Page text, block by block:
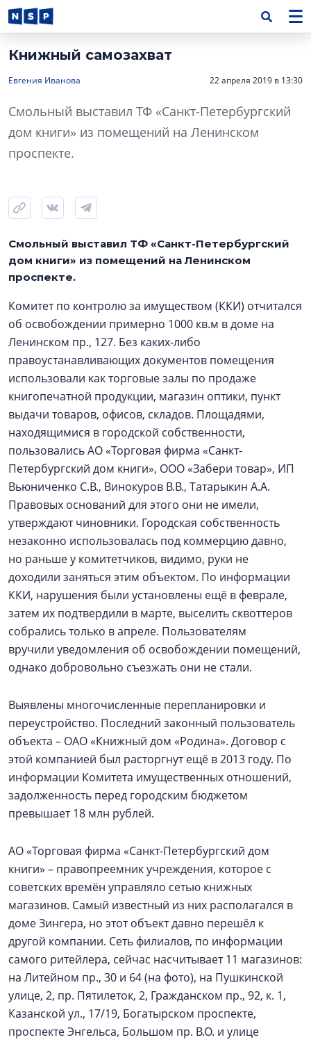
Книжный самозахват
Евгения Иванова 22 апреля 2019 в 13:30
Смольный выставил ТФ «Санкт-Петербургский
дом книги» из помещений на Ленинском
проспекте.
Смольный выставил ТФ «Санкт-Петербургский
дом книги» из помещений на Ленинском
проспекте.
Комитет по контролю за имуществом (ККИ) отчитался
об освобождении примерно 1000 кв.м в доме на
Ленинском пр., 127. Без каких-либо
правоустанавливающих документов помещения
использовали как торговые залы по продаже
книгопечатной продукции, магазин оптики, пункт
выдачи товаров, офисов, складов. Площадями,
находящимися в городской собственности,
пользовались АО «Торговая фирма «Санкт-
Петербургский дом книги», ООО «Забери товар», ИП
Вьюниченко С.В., Винокуров В.В., Татарыкин А.А.
Правовых оснований для этого они не имели,
утверждают чиновники. Городская собственность
незаконно использовалась под коммерцию давно,
но раньше у комитетчиков, видимо, руки не
доходили заняться этим объектом. По информации
ККИ, нарушения были установлены ещё в феврале,
затем их подтвердили в марте, выселить сквоттеров
собрались только в апреле. Пользователям
вручили уведомления об освобождении помещений,
однако добровольно съезжать они не стали.
Выявлены многочисленные перепланировки и
переустройство. Последний законный пользователь
объекта – ОАО «Книжный дом «Родина». Договор с
этой компанией был расторгнут ещё в 2013 году. По
информации Комитета имущественных отношений,
задолженность перед городским бюджетом
превышает 18 млн рублей.
АО «Торговая фирма «Санкт-Петербургский дом
книги» – правопреемник учреждения, которое с
советских времён управляло сетью книжных
магазинов. Самый известный из них располагался в
доме Зингера, но этот объект давно перешёл к
другой компании. Сеть филиалов, по информации
самого ритейлера, сейчас насчитывает 11 магазинов:
на Литейном пр., 30 и 64 (на фото), на Пушкинской
улице, 2, пр. Пятилеток, 2, Гражданском пр., 92, к. 1,
Казанской ул., 17/19, Богатырском проспекте,
проспекте Энгельса, Большом пр. В.О. и улице